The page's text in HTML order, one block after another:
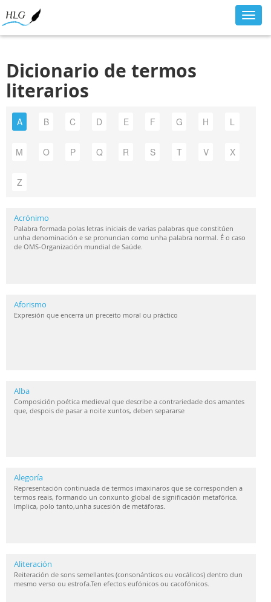
Dicionario de termos
literarios
A B C D E F G H L
M O P Q R S T V X
Z
Acrónimo
Palabra formada polas letras iniciais de varias palabras que constitúen
unha denominación e se pronuncian como unha palabra normal. É o caso
de OMS-Organización mundial de Saúde.
Aforismo
Expresión que encerra un preceito moral ou práctico
Alba
Composición poética medieval que describe a contrariedade dos amantes
que, despois de pasar a noite xuntos, deben separarse
Alegoría
Representación continuada de termos imaxinaros que se corresponden a
termos reais, formando un conxunto global de significación metafórica.
Implica, polo tanto,unha sucesión de metáforas.
Aliteración
Reiteración de sons semellantes (consonánticos ou vocálicos) dentro dun
mesmo verso ou estrofa.Ten efectos eufónicos ou cacofónicos.